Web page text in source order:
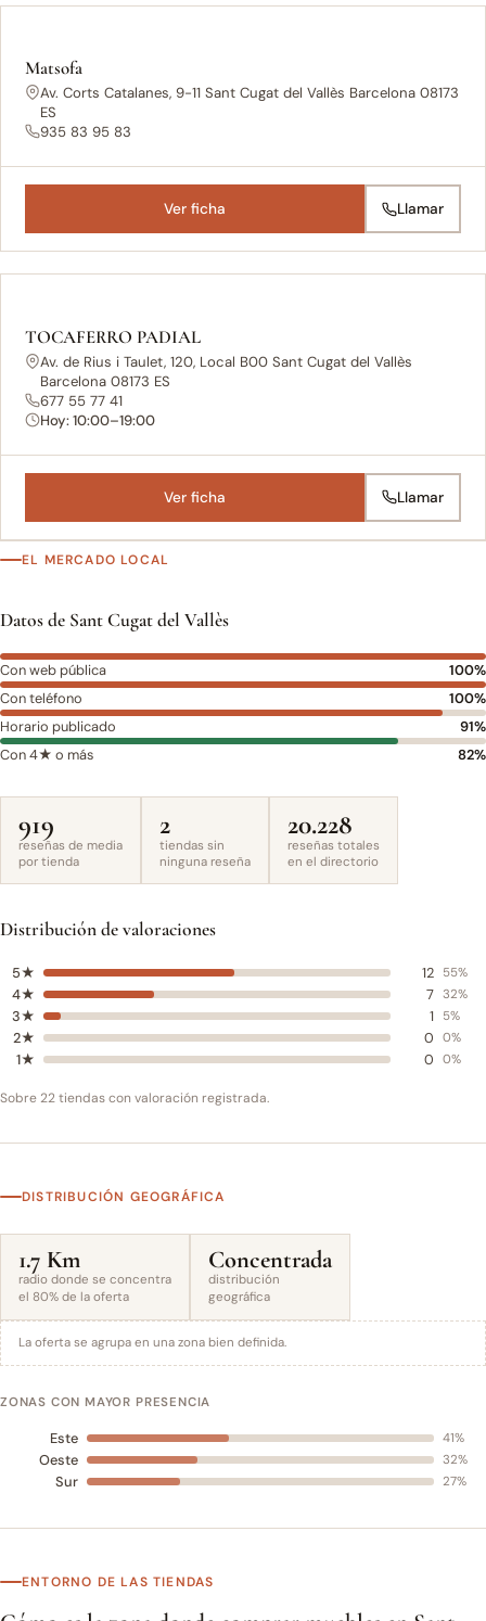
Matsofa
Av. Corts Catalanes, 9-11 Sant Cugat del Vallès Barcelona 08173
ES
935 83 95 83
Ver ficha Llamar
TOCAFERRO PADIAL
Av. de Rius i Taulet, 120, Local B00 Sant Cugat del Vallès
Barcelona 08173 ES
677 55 77 41
Hoy: 10:00–19:00
Ver ficha Llamar
EL MERCADO LOCAL
Datos de Sant Cugat del Vallès
Con web pública
100%
Con teléfono
100%
Horario publicado
91%
Con 4★ o más
82%
919
reseñas de media
por tienda
2
tiendas sin
ninguna reseña
20.228
reseñas totales
en el directorio
Distribución de valoraciones
5★ 12 55%
4★ 7 32%
3★ 1 5%
2★ 0 0%
1★ 0 0%
Sobre 22 tiendas con valoración registrada.
DISTRIBUCIÓN GEOGRÁFICA
1.7 Km
radio donde se concentra
el 80% de la oferta
Concentrada
distribución
geográfica
La oferta se agrupa en una zona bien definida.
ZONAS CON MAYOR PRESENCIA
Este 41%
Oeste 32%
Sur 27%
ENTORNO DE LAS TIENDAS